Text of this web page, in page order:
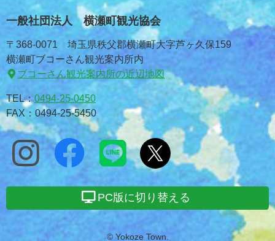
一般社団法人 横瀬町観光協会
〒368-0071 埼玉県秩父郡横瀬町大字芦ヶ久保159
横瀬町ブコーさん観光案内所内
ブコーさん観光案内所の近辺地図
TEL：0494-25-0450
FAX：0494-25-5450
PC版に切り替える
© Yokoze Town.